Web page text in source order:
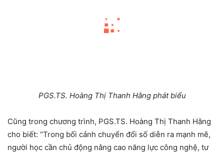
PGS.TS. Hoàng Thị Thanh Hằng phát biểu
Cũng trong chương trình, PGS.TS. Hoàng Thị Thanh Hằng
cho biết: “Trong bối cảnh chuyển đổi số diễn ra mạnh mẽ,
người học cần chủ động nâng cao năng lực công nghệ, tư